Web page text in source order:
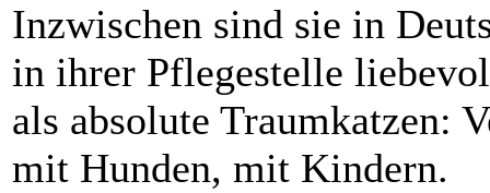
Inzwischen sind sie in
in ihrer Pflegestelle
als absolute Traumkatzen:
mit Hunden, mit Kindern.